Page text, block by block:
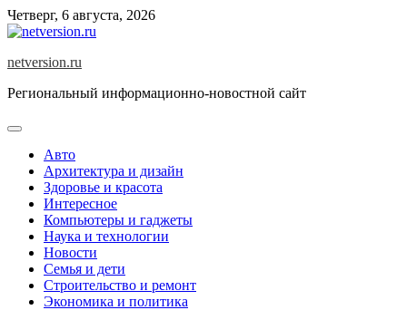
Skip
to
Четверг, 6 августа, 2026
netversion.ru
Региональный информационно-новостной сайт
Авто
Архитектура и дизайн
Здоровье и красота
Интересное
Компьютеры и гаджеты
Наука и технологии
Новости
Семья и дети
Строительство и ремонт
Экономика и политика